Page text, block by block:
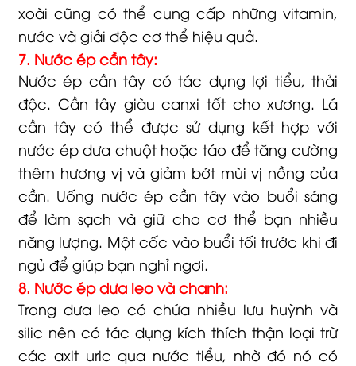
xoài cũng có thể cung cấp những vitamin,
nước và giải độc cơ thể hiệu quả.
7. Nước ép cần tây:
Nước ép cần tây có tác dụng lợi tiểu, thải
độc. Cần tây giàu canxi tốt cho xương. Lá
cần tây có thể được sử dụng kết hợp với
nước ép dưa chuột hoặc táo để tăng cường
thêm hương vị và giảm bớt mùi vị nồng của
cần. Uống nước ép cần tây vào buổi sáng
để làm sạch và giữ cho cơ thể bạn nhiều
năng lượng. Một cốc vào buổi tối trước khi đi
ngủ để giúp bạn nghỉ ngơi.
8. Nước ép dưa leo và chanh:
Trong dưa leo có chứa nhiều lưu huỳnh và
silic nên có tác dụng kích thích thận loại trừ
các axit uric qua nước tiểu, nhờ đó nó có